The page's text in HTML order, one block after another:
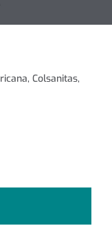
Colsanitas,